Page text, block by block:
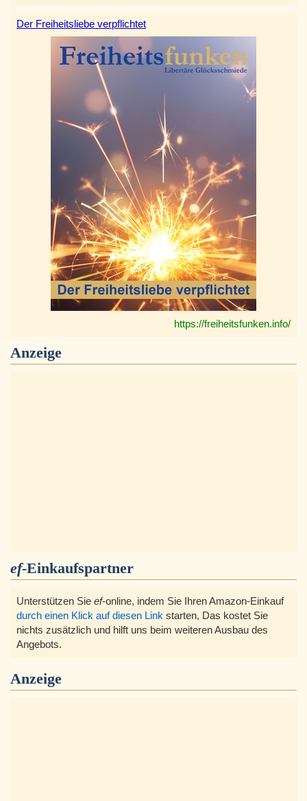
Der Freiheitsliebe verpflichtet
https://freiheitsfunken.info/
Anzeige
ef-Einkaufspartner
Unterstützen Sie ef-online, indem Sie Ihren Amazon-Einkauf
durch einen Klick auf diesen Link starten, Das kostet Sie
nichts zusätzlich und hilft uns beim weiteren Ausbau des
Angebots.
Anzeige